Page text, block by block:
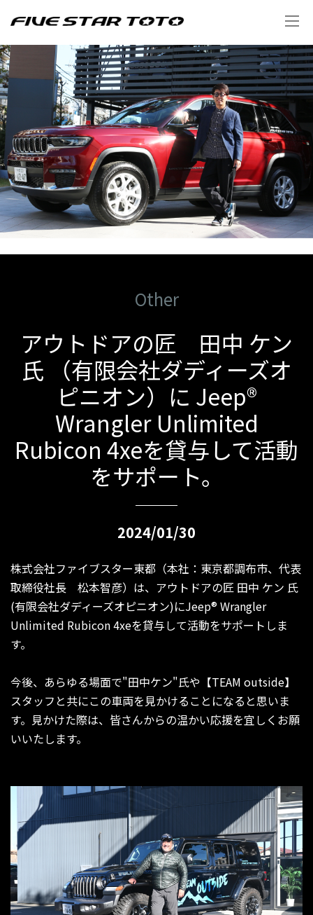
Other
アウトドアの匠 田中 ケン
氏 （有限会社ダディーズオ
ピニオン）に Jeep®
Wrangler Unlimited
Rubicon 4xeを貸与して活動
をサポート。
2024/01/30
株式会社ファイブスター東都（本社：東京都調布市、代表
取締役社長 松本智彦）は、アウトドアの匠 田中 ケン 氏
(有限会社ダディーズオピニオン)にJeep® Wrangler
Unlimited Rubicon 4xeを貸与して活動をサポートしま
す。
今後、あらゆる場面で"田中ケン"氏や【TEAM outside】
スタッフと共にこの車両を見かけることになると思いま
す。見かけた際は、皆さんからの温かい応援を宜しくお願
いいたします。